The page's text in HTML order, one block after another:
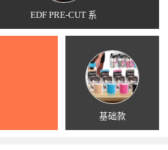
EDF PRE-CUT 系
基础款